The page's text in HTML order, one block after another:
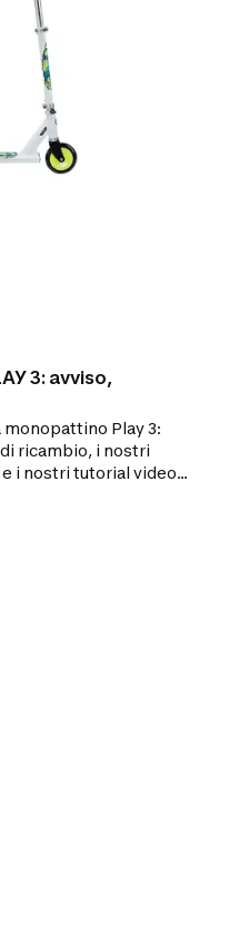
3: avviso,
Play 3:
ricambio, i nostri
i nostri tutorial video